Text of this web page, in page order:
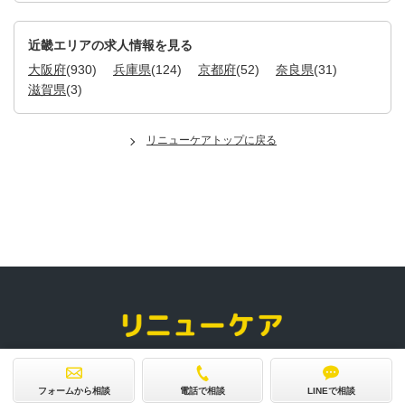
近畿エリアの求人情報を見る
大阪府(930) 兵庫県(124) 京都府(52) 奈良県(31)
滋賀県(3)
リニューケアトップに戻る
フォームから相談 電話で相談 LINEで相談
求人トップ